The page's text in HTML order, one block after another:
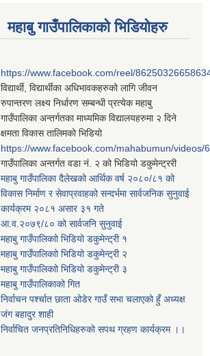
महाबु गाउँपालिकाको भिडियोहरु
https://www.facebook.com/reel/
विद्यार्थी, विद्यार्थीका अधिभावकहरुको लागि जीवन
रुपान्तरण लक्ष्य निर्धारण सम्बन्धी प्रत्येक महाबु
गाउँपालिका अन्तर्गतका माध्यमिक विद्यालयहरुमा २ दिने
क्षमता विकास तालिमको भिडियो
https://www.facebook.com/mahabumun/videos/
गाउँपालिका अन्तर्गत वडा नं. २ को भिडियो डकुमेन्ट्ररी
महाबु गाउँपालिका दैलेखको आर्थिक वर्ष २०८०/८१ को
विकास निर्माण र सेवाप्रवाहको सन्दर्भमा सार्वजनिक सुनुवाई
कार्यक्रम २०८१ असार ३१ गते
आ.व.२०७९/८० को सार्वजनि सुनुवाई
महाबु गाउँपालिकाो भिडियो डकुमेन्ट्री १
महाबु गाउँपालिकाो भिडियो डकुमेन्ट्री २
महाबु गाउँपालिकाो भिडियो डकुमेन्ट्री ३
महाबु गाउँपालिकाको गित
निर्वाचन पर्श्चात छाता ओडेर गाउँ सभा चलाएको हुँ अध्यक्ष
जंग बहादुर शाही
निर्वाचित जनप्रतिनिधिहरुको सपथ ग्रहण कार्यक्रम ।।